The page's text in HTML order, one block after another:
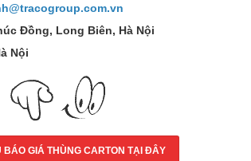
Đồng, Long Biên, Hà Nội
Nội
BÁO GIÁ THÙNG CARTON TẠI ĐÂY